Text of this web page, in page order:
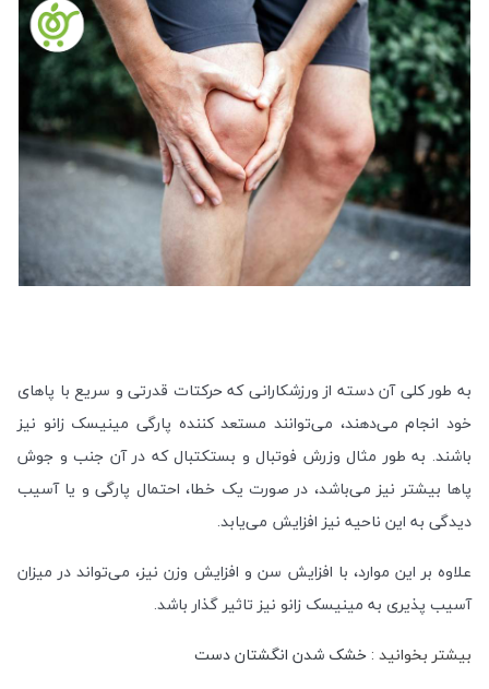
به طور کلی آن دسته از ورزشکارانی که حرکتات قدرتی و سریع با پاهای
خود انجام می‌دهند، می‌توانند مستعد کننده پارگی مینیسک زانو نیز
باشند. به طور مثال وزرش فوتبال و بستکتبال که در آن جنب و جوش
پاها بیشتر نیز می‌باشد، در صورت یک خطا، احتمال پارگی و یا آسیب
دیدگی به این ناحیه نیز افزایش می‌یابد.
علاوه بر این موارد، با افزایش سن و افزایش وزن نیز، می‌تواند در میزان
آسیب پذیری به مینیسک زانو نیز تاثیر گذار باشد.
بیشتر بخوانید : خشک شدن انگشتان دست